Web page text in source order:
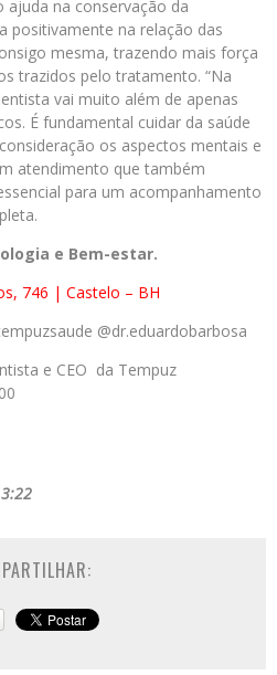
ajuda na conservação da
positivamente na relação das
mesma, trazendo mais força
trazidos pelo tratamento. “Na
vai muito além de apenas
É fundamental cuidar da saúde
os aspectos mentais e
atendimento que também
para um acompanhamento
e Bem-estar.
746 | Castelo – BH
@dr.eduardobarbosa
e CEO da Tempuz